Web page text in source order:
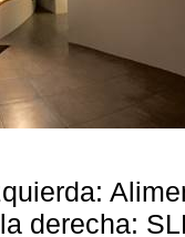
derecha: